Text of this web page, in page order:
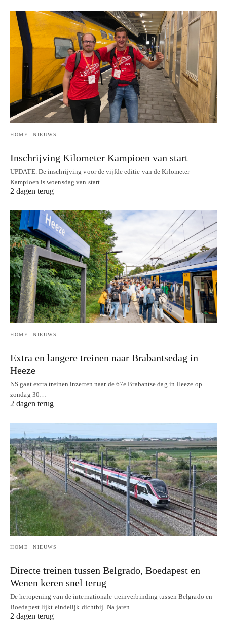
HOME NIEUWS
Inschrijving Kilometer Kampioen van start
UPDATE. De inschrijving voor de vijfde editie van de Kilometer
Kampioen is woensdag van start…
2 dagen terug
HOME NIEUWS
Extra en langere treinen naar Brabantsedag in
Heeze
NS gaat extra treinen inzetten naar de 67e Brabantse dag in Heeze op
zondag 30…
2 dagen terug
HOME NIEUWS
Directe treinen tussen Belgrado, Boedapest en
Wenen keren snel terug
De heropening van de internationale treinverbinding tussen Belgrado en
Boedapest lijkt eindelijk dichtbij. Na jaren…
2 dagen terug